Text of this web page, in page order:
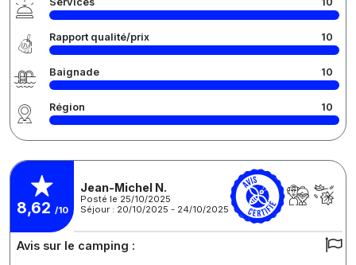
Rapport qualité/prix 10
Baignade 10
Région 10
8,62 /10
Jean-Michel N.
Posté le 25/10/2025
Séjour : 20/10/2025 - 24/10/2025
Avis sur le camping :